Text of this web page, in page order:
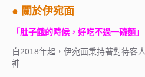
● 關於伊宛面
「肚子餓的時候，好吃不過一碗麵」
自2018年起，伊宛面秉持著對待客
神